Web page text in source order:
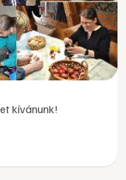
kívánunk!